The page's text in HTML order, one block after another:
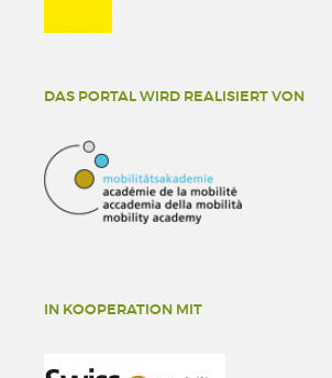
DAS PORTAL WIRD REALISIERT VON
IN KOOPERATION MIT